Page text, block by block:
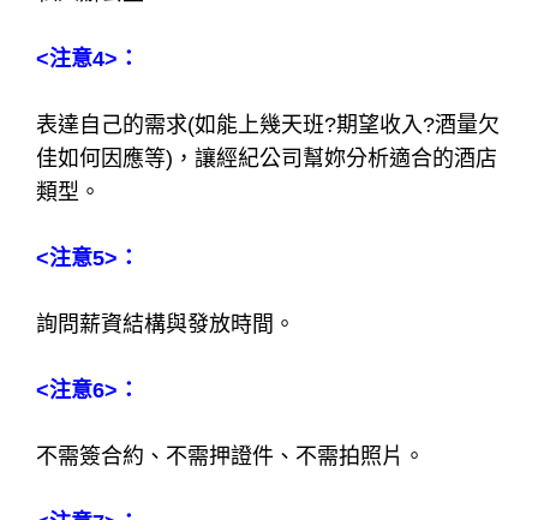
<注意4>：
表達自己的需求(如能上幾天班?期望收入?酒量欠
佳如何因應等)，讓經紀公司幫妳分析適合的酒店
類型。
<注意5>：
詢問薪資結構與發放時間。
<注意6>：
不需簽合約、不需押證件、不需拍照片。